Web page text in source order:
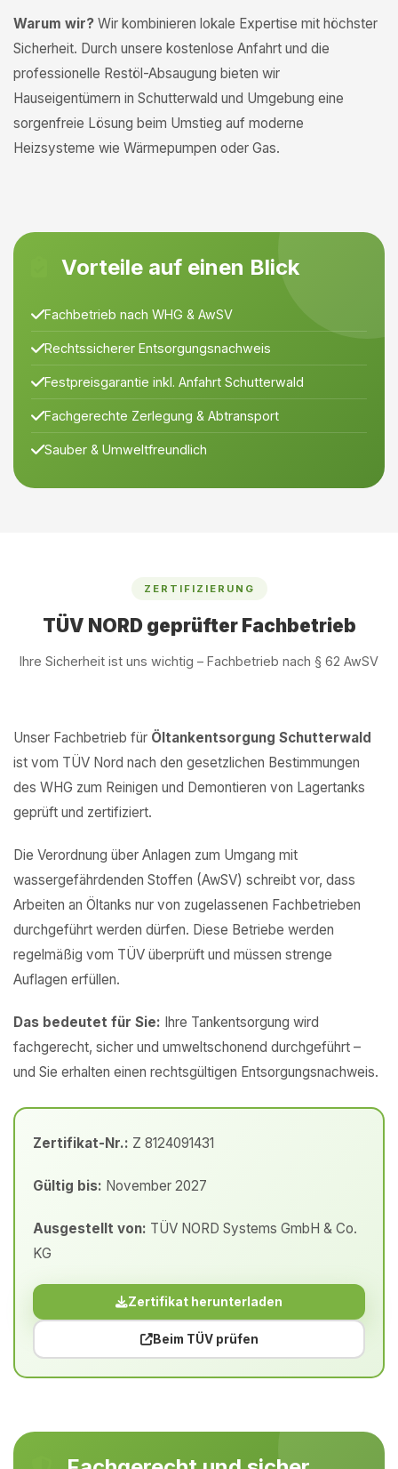
Warum wir? Wir kombinieren lokale Expertise mit höchster
Sicherheit. Durch unsere kostenlose Anfahrt und die
professionelle Restöl-Absaugung bieten wir
Hauseigentümern in Schutterwald und Umgebung eine
sorgenfreie Lösung beim Umstieg auf moderne
Heizsysteme wie Wärmepumpen oder Gas.
Vorteile auf einen Blick
Fachbetrieb nach WHG & AwSV
Rechtssicherer Entsorgungsnachweis
Festpreisgarantie inkl. Anfahrt Schutterwald
Fachgerechte Zerlegung & Abtransport
Sauber & Umweltfreundlich
ZERTIFIZIERUNG
TÜV NORD geprüfter Fachbetrieb
Ihre Sicherheit ist uns wichtig – Fachbetrieb nach § 62 AwSV
Unser Fachbetrieb für Öltankentsorgung Schutterwald
ist vom TÜV Nord nach den gesetzlichen Bestimmungen
des WHG zum Reinigen und Demontieren von Lagertanks
geprüft und zertifiziert.
Die Verordnung über Anlagen zum Umgang mit
wassergefährdenden Stoffen (AwSV) schreibt vor, dass
Arbeiten an Öltanks nur von zugelassenen Fachbetrieben
durchgeführt werden dürfen. Diese Betriebe werden
regelmäßig vom TÜV überprüft und müssen strenge
Auflagen erfüllen.
Das bedeutet für Sie: Ihre Tankentsorgung wird
fachgerecht, sicher und umweltschonend durchgeführt –
und Sie erhalten einen rechtsgültigen Entsorgungsnachweis.
Zertifikat-Nr.: Z 8124091431
Gültig bis: November 2027
Ausgestellt von: TÜV NORD Systems GmbH & Co.
KG
Zertifikat herunterladen
Beim TÜV prüfen